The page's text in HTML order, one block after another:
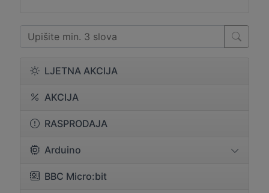
LJETNA AKCIJA
AKCIJA
RASPRODAJA
Arduino
BBC Micro:bit